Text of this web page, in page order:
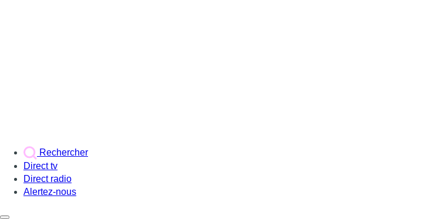
Rechercher
Direct tv
Direct radio
Alertez-nous